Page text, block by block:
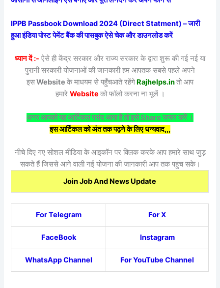
IPPB Passbook Download 2024 (Direct Statment) – जारी
हुआ इंडिया पोस्ट पेमेंट बैंक की पासबुक ऐसे चेक और डाउनलोड करें
ध्यान दें :- ऐसे ही केंद्र सरकार और राज्य सरकार के द्वारा शुरू की गई नई या
पुरानी सरकारी योजनाओं की जानकारी हम आपतक सबसे पहले अपने
इसWebsite के माधयम से पहुँचआते रहेंगे Rajhelps.inतो आप
हमारे Website को फॉलो करना ना भूलें ।
अगर आपको यह आर्टिकल पसंद आया है तो इसे Share जरूर करें ।
इस आर्टिकल को अंत तक पढ़ने के लिए धन्यवाद,,,
नीचे दिए गए सोशल मीडिया के आइकॉन पर क्लिक करके आप हमारे साथ जुड़
सकते हैं जिससे आने वाली नई योजना की जानकारी आप तक पहुंच सके।
Join Job And News Update
For Telegram For X
FaceBook Instagram
WhatsApp Channel For YouTube Channel